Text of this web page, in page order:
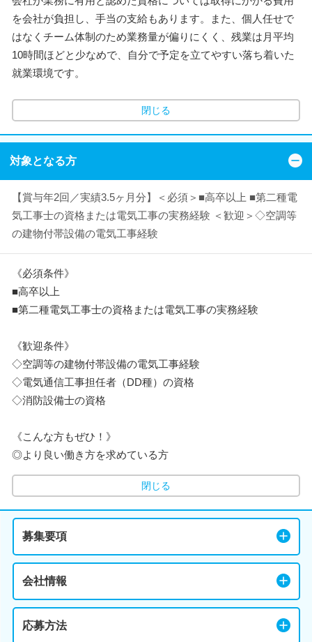
を会社が負担し、手当の支給もあります。また、個人任せで
はなくチーム体制のため業務量が偏りにくく、残業は月平均
10時間ほどと少なめで、自分で予定を立てやすい落ち着いた
就業環境です。
閉じる
対象となる方
【賞与年2回／実績3.5ヶ月分】＜必須＞■高卒以上 ■第二種電
気工事士の資格または電気工事の実務経験 ＜歓迎＞◇空調等
の建物付帯設備の電気工事経験
《必須条件》
■高卒以上
■第二種電気工事士の資格または電気工事の実務経験
《歓迎条件》
◇空調等の建物付帯設備の電気工事経験
◇電気通信工事担任者（DD種）の資格
◇消防設備士の資格
《こんな方もぜひ！》
◎より良い働き方を求めている方
閉じる
募集要項
会社情報
応募方法